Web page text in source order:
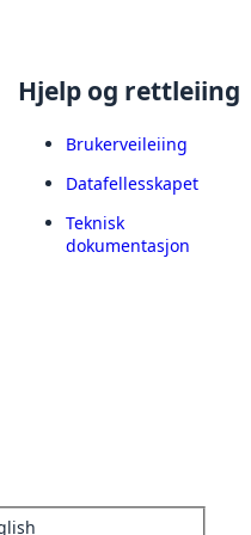
Hjelp og rettleiing
Brukerveileiing
Datafellesskapet
Teknisk
dokumentasjon